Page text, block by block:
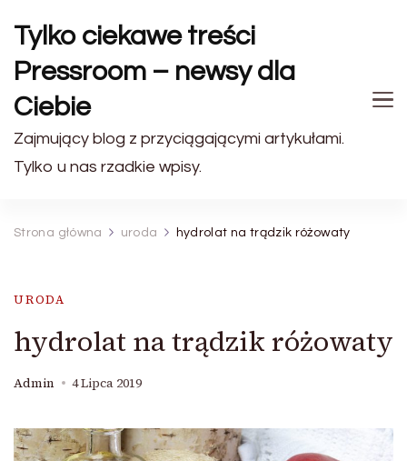
Tylko ciekawe treści
Pressroom – newsy dla
Ciebie
Zajmujący blog z przyciągającymi artykułami.
Tylko u nas rzadkie wpisy.
Strona główna uroda hydrolat na trądzik różowaty
URODA
hydrolat na trądzik różowaty
Admin 4 Lipca 2019